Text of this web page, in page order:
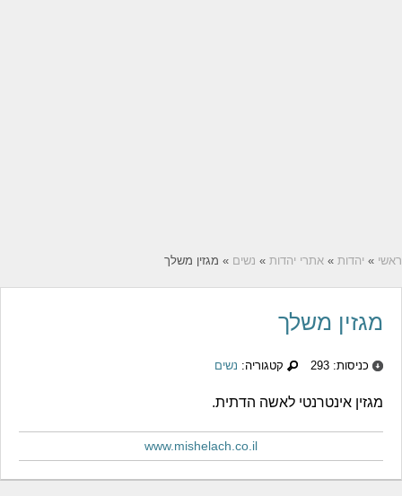
ראשי » יהדות » אתרי יהדות » נשים » מגזין משלך
מגזין משלך
כניסות: 293 קטגוריה: נשים
מגזין אינטרנטי לאשה הדתית.
www.mishelach.co.il